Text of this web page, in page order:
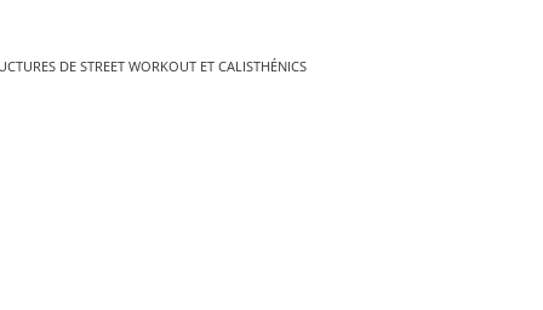
DE STREET WORKOUT ET CALISTHÉNICS